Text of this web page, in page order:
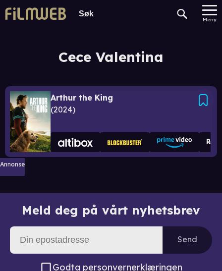
Meny
Cece Valentina
Arthur the King
2024
Annonse
Meld deg på vårt nyhetsbrev
Send
Godta personvernerklæringen